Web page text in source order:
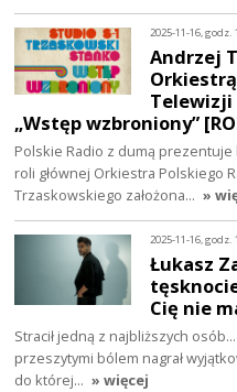
2025-11-16, godz.
Andrzej
Telewizji
„Wstęp wzbroniony”
Polskie Radio z dumą
roli głównej Orkiestra Polskiego
Trzaskowskiego założona… »
2025-11-16, godz.
Łukasz
Cię nie
Stracił jedną z najbliższych
przeszytymi bólem nagrał
do której… » więcej